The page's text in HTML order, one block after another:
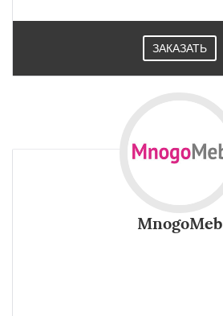
ЗАКАЗАТЬ
MnogoMeb